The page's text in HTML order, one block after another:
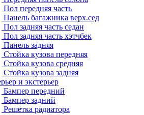
Пол передняя часть
Панель багажника верх.сед
Пол задняя часть седан
Пол задняя часть хэтчбек
Панель задняя
Стойка кузова передняя
Стойка кузова средняя
Стойка кузова задняя
и экстерьер
Бампер передний
Бампер задний
Решетка радиатора